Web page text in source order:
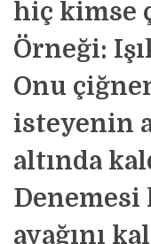
hiç kimse
Örneği:
Onu
isteyenin
altında
Denemesi
ayağını